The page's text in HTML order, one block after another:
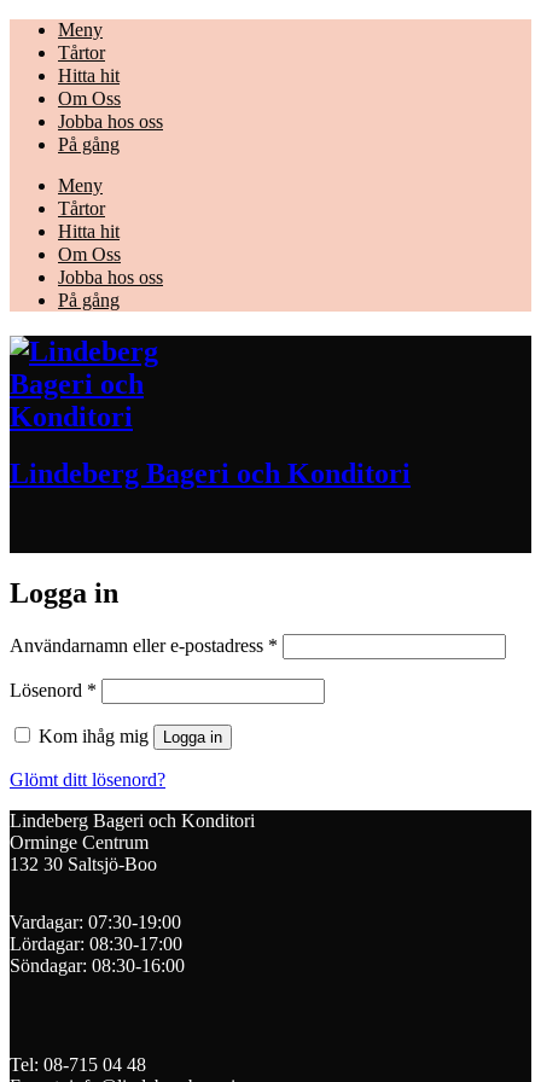
Meny
Tårtor
Hitta hit
Om Oss
Jobba hos oss
På gång
Meny
Tårtor
Hitta hit
Om Oss
Jobba hos oss
På gång
Lindeberg Bageri och Konditori
Logga in
Användarnamn eller e-postadress *
Lösenord *
Kom ihåg mig Logga in
Glömt ditt lösenord?
Lindeberg Bageri och Konditori
Orminge Centrum
132 30 Saltsjö-Boo
Vardagar: 07:30-19:00
Lördagar: 08:30-17:00
Söndagar: 08:30-16:00
Tel: 08-715 04 48